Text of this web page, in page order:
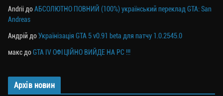
Andrii доАБСОЛЮТНО ПОВНИЙ (100%) український переклад GTA: San
Andreas
Андрій доУкраїнізація GTA 5 v0.91 beta для патчу 1.0.2545.0
макс доGTA IV ОФІЦІЙНО ВИЙДЕ НА PC !!!
Архів новин